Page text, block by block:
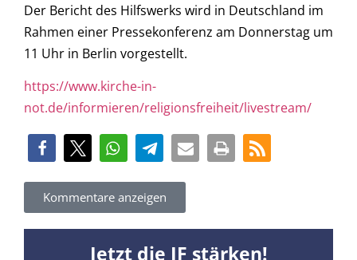
Der Bericht des Hilfswerks wird in Deutschland im
Rahmen einer Pressekonferenz am Donnerstag um
11 Uhr in Berlin vorgestellt.
https://www.kirche-in-
not.de/informieren/religionsfreiheit/livestream/
Kommentare anzeigen
Jetzt die JF stärken!